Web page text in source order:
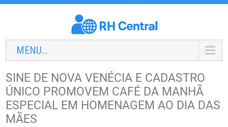
MENU...
SINE DE NOVA VENÉCIA E CADASTRO
ÚNICO PROMOVEM CAFÉ DA MANHÃ
ESPECIAL EM HOMENAGEM AO DIA DAS
MÃES